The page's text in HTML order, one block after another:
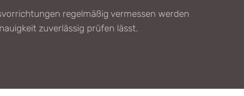
regelmäßig vermessen werden
zuverlässig prüfen lässt.